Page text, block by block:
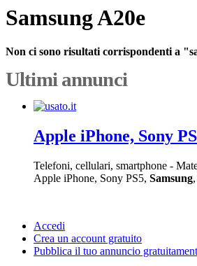
Samsung A20e
Non ci sono risultati corrispondenti a
Ultimi annunci
Apple iPhone, Sony
Telefoni, cellulari, smartphone -
Apple iPhone, Sony PS5, Samsung
Accedi
Crea un account gratuito
Pubblica il tuo annuncio